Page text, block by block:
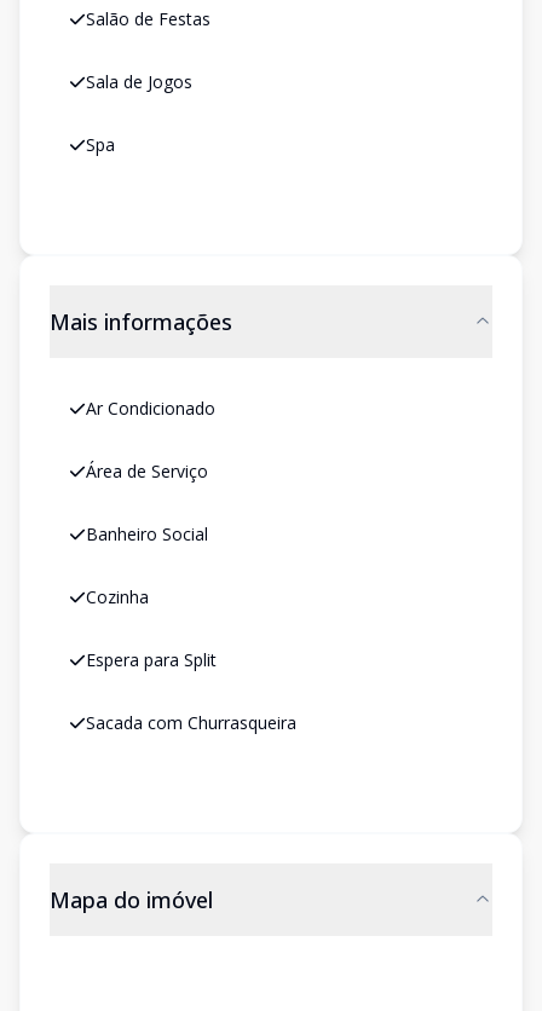
Salão de Festas
Sala de Jogos
Spa
Mais informações
Ar Condicionado
Área de Serviço
Banheiro Social
Cozinha
Espera para Split
Sacada com Churrasqueira
Mapa do imóvel